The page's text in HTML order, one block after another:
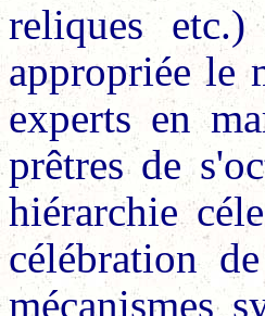
reliques
appropriée le
experts en
prêtres de
hiérarchie
célébration
mécanismes